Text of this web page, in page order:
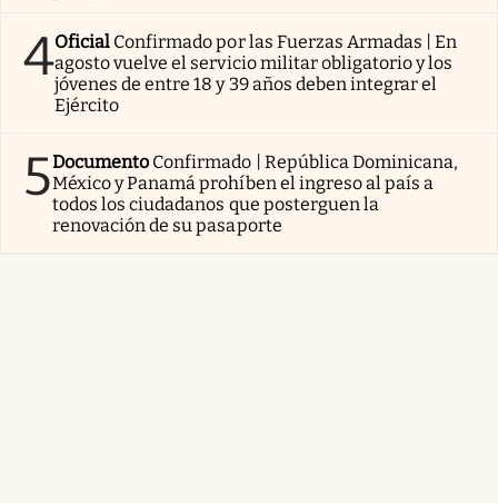
4Oficial Confirmado por las Fuerzas Armadas | En
agosto vuelve el servicio militar obligatorio y los
jóvenes de entre 18 y 39 años deben integrar el
Ejército
5Documento Confirmado | República Dominicana,
México y Panamá prohíben el ingreso al país a
todos los ciudadanos que posterguen la
renovación de su pasaporte